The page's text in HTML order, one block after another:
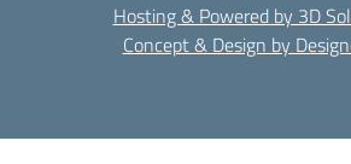
Hosting & Powered by 3D
Concept & Design by